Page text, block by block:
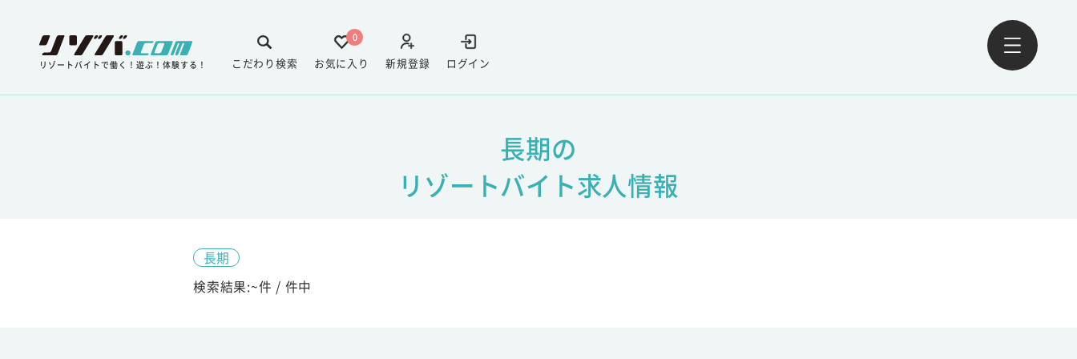
リゾートバイトで働く！遊ぶ！体験する！ ログイン
新規登録
0
お気に入り
こだわり検索
長期の
リゾートバイト求人情報
長期
検索結果:~件 / 件中